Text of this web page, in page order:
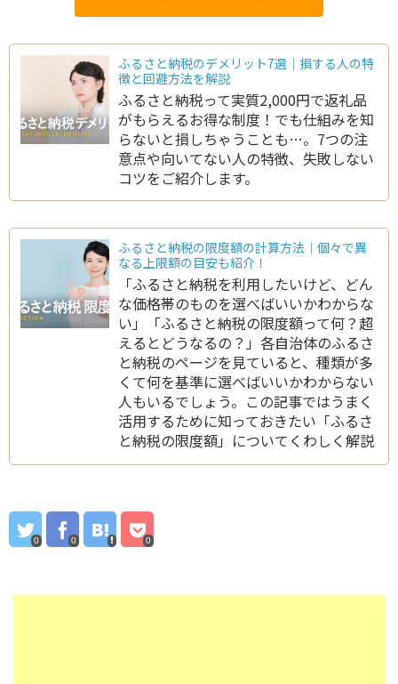
ふるさと納税のデメリット7選｜損する人の特
徴と回避方法を解説
ふるさと納税って実質2,000円で返礼品
がもらえるお得な制度！でも仕組みを知
らないと損しちゃうことも…。7つの注
意点や向いてない人の特徴、失敗しない
コツをご紹介します。
ふるさと納税の限度額の計算方法｜個々で異
なる上限額の目安も紹介！
「ふるさと納税を利用したいけど、どん
な価格帯のものを選べばいいかわからな
い」「ふるさと納税の限度額って何？超
えるとどうなるの？」各自治体のふるさ
と納税のページを見ていると、種類が多
くて何を基準に選べばいいかわからない
人もいるでしょう。この記事ではうまく
活用するために知っておきたい「ふるさ
と納税の限度額」についてくわしく解説
します。
0 0 0